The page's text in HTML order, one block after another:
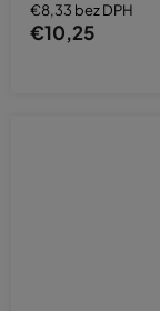
€8,33 bez DPH
€10,25